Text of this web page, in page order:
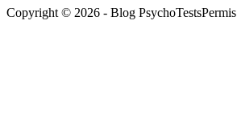
Copyright © 2026 - Blog PsychoTestsPermis